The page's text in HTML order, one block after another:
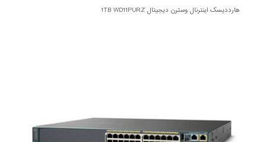
هارددیسک اینترنال وسترن دیجیتال 1TB WD11PURZ